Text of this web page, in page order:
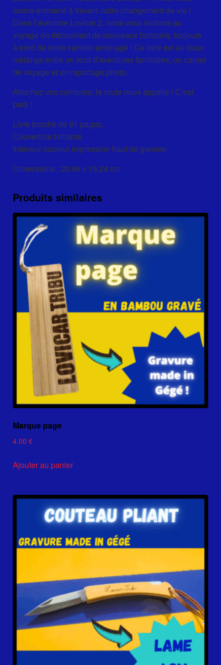
avons emmené à travers notre changement de vie !
Dans l’aventure Lovicar 2, nous vous invitons au
voyage en découvrant de nouveaux horizons, toujours
à bord de notre camion aménagé ! Ce livre est un doux
mélange entre un récit d’aventures familiales, un carnet
de voyage et un reportage photo.
Attachez vos ceintures, la route nous appelle ! C’est
parti !
Livre broché de 91 pages.
Couverture brillante.
Intérieur couleur impression haut de gamme.
Dimensions : 20.96 x 15.24 cm
Produits similaires
Marque page
4.00€
Ajouter au panier